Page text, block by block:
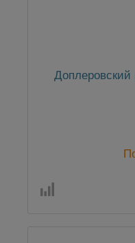
Доплеровский